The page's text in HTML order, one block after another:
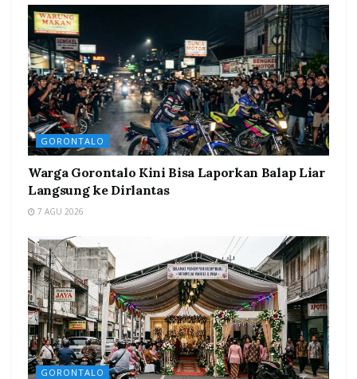
GORONTALO
Warga Gorontalo Kini Bisa Laporkan Balap Liar
Langsung ke Dirlantas
7 AGU 2026
GORONTALO